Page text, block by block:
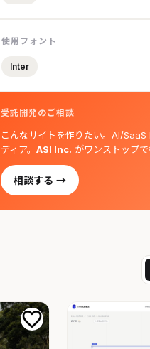
使用フォント
Inter
受託開発のご相談
こんなサイトを作りたい。AI/SaaS
ディア。ASI Inc. がワンストップで
相談する →